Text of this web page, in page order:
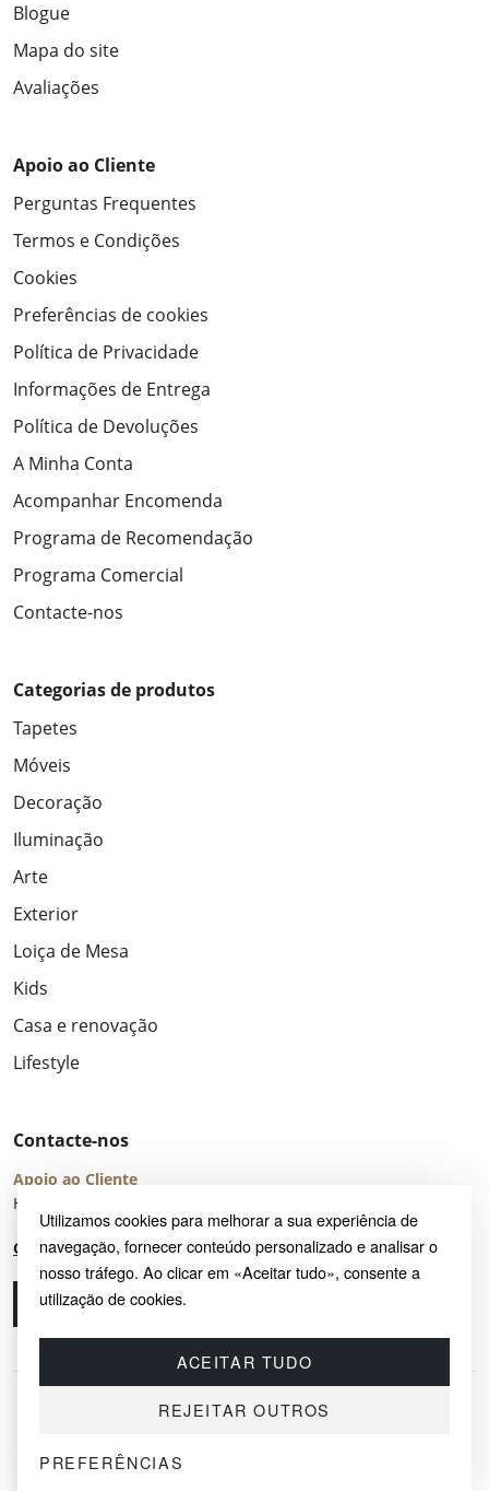
Utilizamos cookies para melhorar a sua experiência de
navegação, fornecer conteúdo personalizado e analisar o
nosso tráfego. Ao clicar em «Aceitar tudo», consente a
utilização de cookies.
ACEITAR TUDO
REJEITAR OUTROS
PREFERÊNCIAS
Blogue
Mapa do site
Avaliações
Apoio ao Cliente
Perguntas Frequentes
Termos e Condições
Cookies
Preferências de cookies
Política de Privacidade
Informações de Entrega
Política de Devoluções
A Minha Conta
Acompanhar Encomenda
Programa de Recomendação
Programa Comercial
Contacte-nos
Categorias de produtos
Tapetes
Móveis
Decoração
Iluminação
Arte
Exterior
Loiça de Mesa
Kids
Casa e renovação
Lifestyle
Contacte-nos
Apoio ao Cliente
Horário de Atendimento: seg – sex 8:00 – 16:00 (UTC+2)
Centro de Ajuda
Ligue-nos
© 2026 SAYRUG OÜ · KESKLINNA LINNAOSA, AHTRI TN 12, 10151, TALLINN,